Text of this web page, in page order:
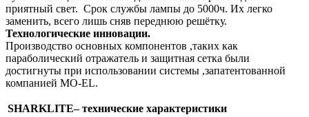
приятный свет. Срок службы лампы до 5000ч. Их легко
заменить, всего лишь сняв переднюю решётку.
Технологические инновации.
Производство основных компонентов ,таких как
параболический отражатель и защитная сетка были
достигнуты при использовании системы ,запатентованной
компанией MO-EL.
SHARKLITE– технические характеристики